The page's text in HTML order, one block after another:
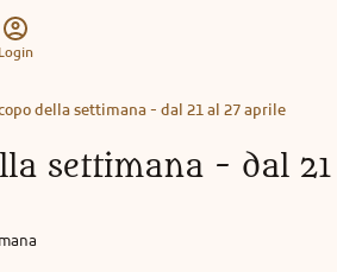
Login
della settimana - dal 21 al 27 aprile
settimana - dal 21